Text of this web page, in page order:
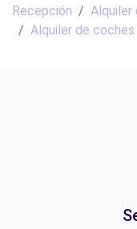
Recepción
Alquiler
Alquiler de